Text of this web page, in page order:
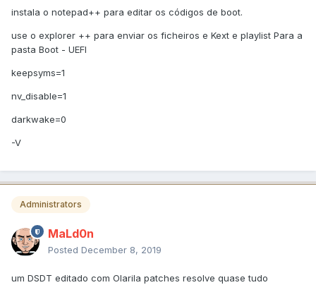
instala o notepad++ para editar os códigos de boot.
use o explorer ++ para enviar os ficheiros e Kext e playlist Para a
pasta Boot - UEFI
keepsyms=1
nv_disable=1
darkwake=0
-V
Administrators
MaLd0n
Posted December 8, 2019
um DSDT editado com Olarila patches resolve quase tudo